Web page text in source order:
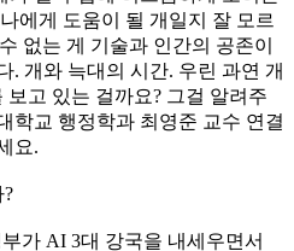
에게 도움이 될 개일지 잘 모르
없는 게 기술과 인간의 공존이
. 개와 늑대의 시간. 우린 과연 개
고 있는 걸까요? 그걸 알려주
학교 행정학과 최영준 교수 연결
요.
가 AI 3대 강국을 내세우면서